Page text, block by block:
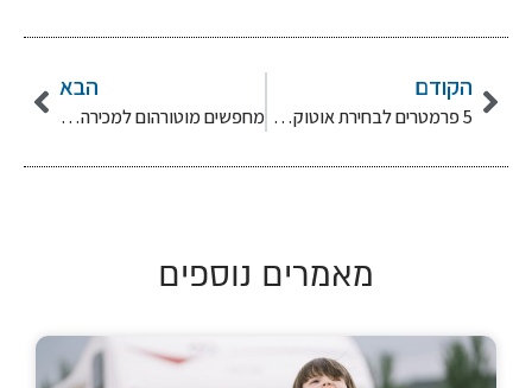
הקודם
5 פרמטרים לבחירת אוטוקראוון למכירה
הבא
מחפשים מוטורהום למכירה? 4 טיפים שאתם חייבים לקרוא
מאמרים נוספים